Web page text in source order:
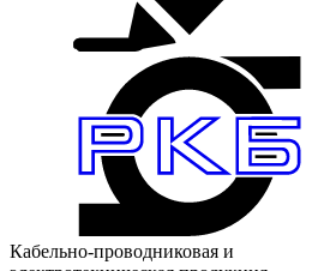
Кабельно-проводниковая и